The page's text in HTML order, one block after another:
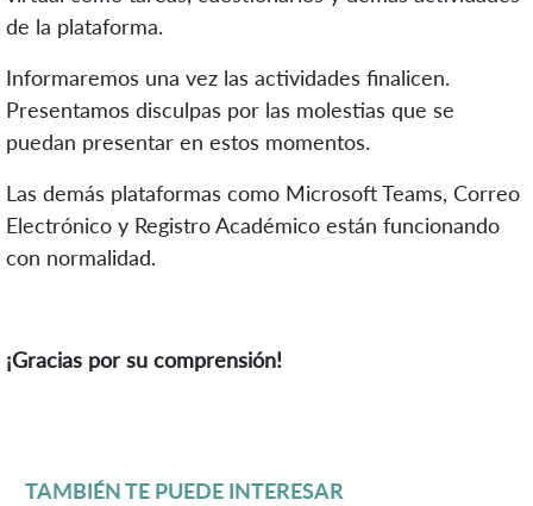
de la plataforma.
Informaremos una vez las actividades finalicen.
Presentamos disculpas por las molestias que se
puedan presentar en estos momentos.
Las demás plataformas como Microsoft Teams, Correo
Electrónico y Registro Académico están funcionando
con normalidad.
¡Gracias por su comprensión!
TAMBIÉN TE PUEDE INTERESAR